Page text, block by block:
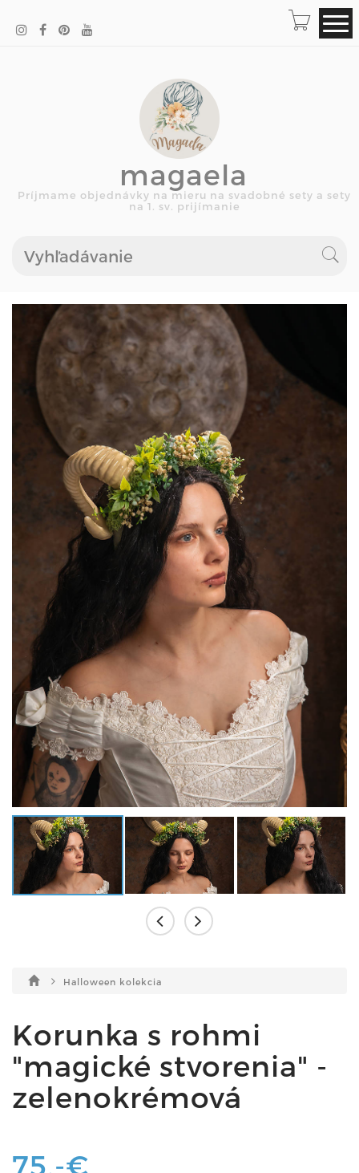
magaela
Príjmame objednávky na mieru na svadobné sety a sety
na 1. sv. prijímanie
Halloween kolekcia
Korunka s rohmi
"magické stvorenia" -
zelenokrémová
75,-€